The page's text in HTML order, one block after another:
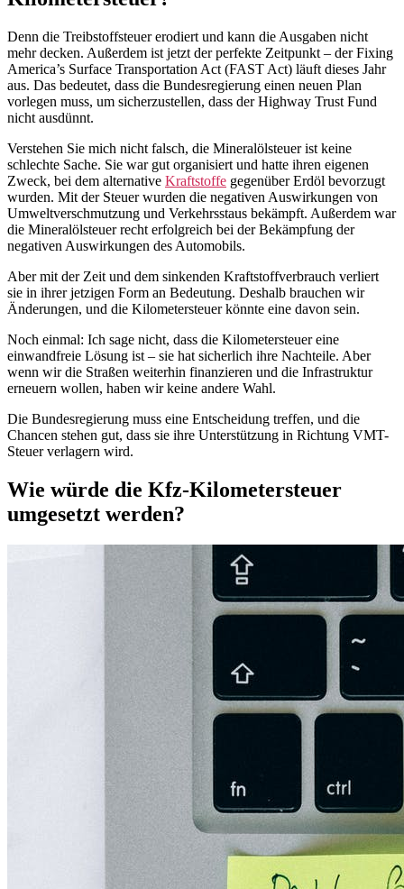
Denn die Treibstoffsteuer erodiert und kann die Ausgaben nicht
mehr decken. Außerdem ist jetzt der perfekte Zeitpunkt – der Fixing
America’s Surface Transportation Act (FAST Act) läuft dieses Jahr
aus. Das bedeutet, dass die Bundesregierung einen neuen Plan
vorlegen muss, um sicherzustellen, dass der Highway Trust Fund
nicht ausdünnt.
Verstehen Sie mich nicht falsch, die Mineralölsteuer ist keine
schlechte Sache. Sie war gut organisiert und hatte ihren eigenen
Zweck, bei dem alternative Kraftstoffe gegenüber Erdöl bevorzugt
wurden. Mit der Steuer wurden die negativen Auswirkungen von
Umweltverschmutzung und Verkehrsstaus bekämpft. Außerdem war
die Mineralölsteuer recht erfolgreich bei der Bekämpfung der
negativen Auswirkungen des Automobils.
Aber mit der Zeit und dem sinkenden Kraftstoffverbrauch verliert
sie in ihrer jetzigen Form an Bedeutung. Deshalb brauchen wir
Änderungen, und die Kilometersteuer könnte eine davon sein.
Noch einmal: Ich sage nicht, dass die Kilometersteuer eine
einwandfreie Lösung ist – sie hat sicherlich ihre Nachteile. Aber
wenn wir die Straßen weiterhin finanzieren und die Infrastruktur
erneuern wollen, haben wir keine andere Wahl.
Die Bundesregierung muss eine Entscheidung treffen, und die
Chancen stehen gut, dass sie ihre Unterstützung in Richtung VMT-
Steuer verlagern wird.
Wie würde die Kfz-Kilometersteuer
umgesetzt werden?